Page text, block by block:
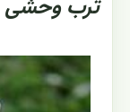
ترب وحشی